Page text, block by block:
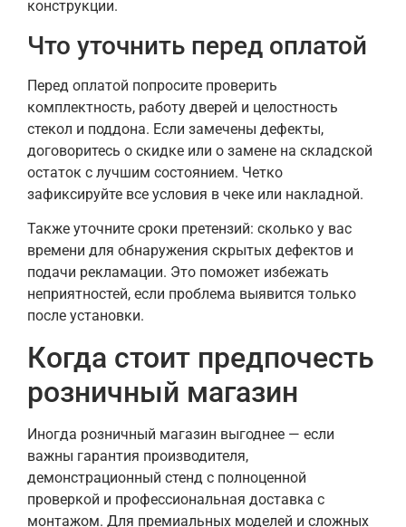
конструкции.
Что уточнить перед оплатой
Перед оплатой попросите проверить
комплектность, работу дверей и целостность
стекол и поддона. Если замечены дефекты,
договоритесь о скидке или о замене на складской
остаток с лучшим состоянием. Четко
зафиксируйте все условия в чеке или накладной.
Также уточните сроки претензий: сколько у вас
времени для обнаружения скрытых дефектов и
подачи рекламации. Это поможет избежать
неприятностей, если проблема выявится только
после установки.
Когда стоит предпочесть
розничный магазин
Иногда розничный магазин выгоднее — если
важны гарантия производителя,
демонстрационный стенд с полноценной
проверкой и профессиональная доставка с
монтажом. Для премиальных моделей и сложных